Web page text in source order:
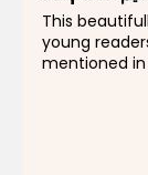
This
young
mentioned in